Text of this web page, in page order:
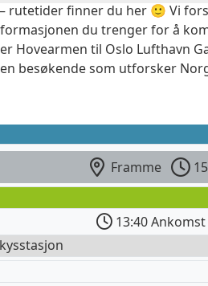
rutetider finner du her 🙂 Vi
du trenger for å
til Oslo Lufthavn
besøkende som utforsker
Framme
13:40